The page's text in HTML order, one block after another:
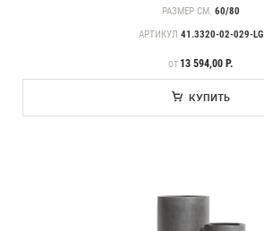
РАЗМЕР СМ. 60/80
АРТИКУЛ 41.3320-02-029-LG
ЦЕНА
ОТ 13 594,00 Р.
КУПИТЬ